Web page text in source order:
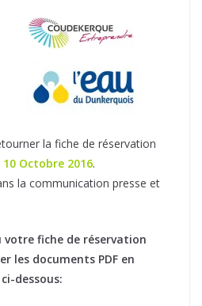
la fiche de réservation
10 Octobre 2016.
la communication presse et
votre fiche de réservation
les documents PDF en
dessous: